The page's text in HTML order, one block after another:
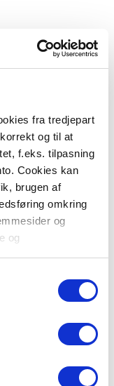
fra tredjepart
og til at
f.eks. tilpasning
Cookies kan
brugen af
omkring
og
og
under
Cookiepolitik,